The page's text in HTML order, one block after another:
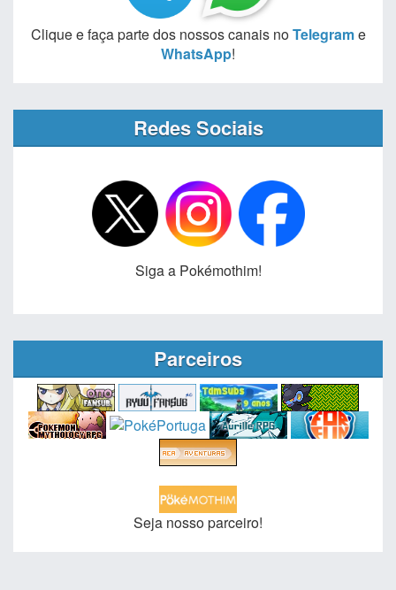
Clique e faça parte dos nossos canais noTelegrame
WhatsApp!
Redes Sociais
Siga a Pokémothim!
Parceiros
Seja nosso parceiro!